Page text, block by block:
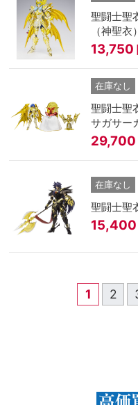
聖闘士聖
（神聖衣）
13,750
在庫なし
聖闘士聖
サガサー
29,700
在庫なし
聖闘士聖
15,400
1 2